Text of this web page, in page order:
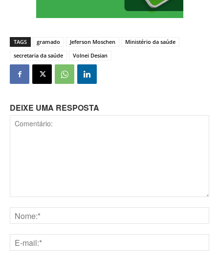
TAGS gramado Jeferson Moschen
Ministério da saúde
secretaria da saúde
Volnei Desian
DEIXE UMA RESPOSTA